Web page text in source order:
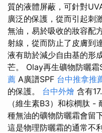
質的液體屏蔽，可針對
廣泛的保護，從而引起刺
無油，易於吸收的妝容配
射線，從而防止了皮膚到
液有助於減少自由基的形
芒。 Olay再生礦物防曬霜
薦 A廣譜SPF 台中推拿推
的保護。 台中外燴 含有
（維生素B3）和棕櫚肽 -
種無油的礦物防曬霜會留
這是物理防曬霜的通常不